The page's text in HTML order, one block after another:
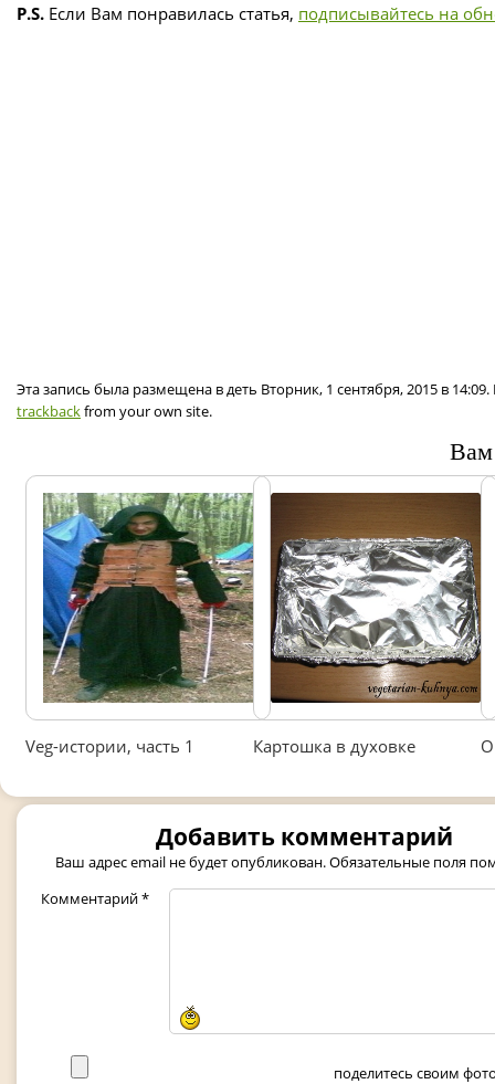
P.S. Если Вам понравилась статья, подписывайтесь на
Эта запись была размещена в деть Вторник, 1 сентября, 2015 в
trackbackfrom your own site.
Вам
Veg-истории, часть 1 Картошка в духовке
Добавить комментарий
Ваш адрес email не будет опубликован.Обязательные поля
Комментарий*
поделитесь своим